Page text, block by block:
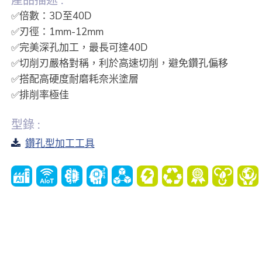
✅倍數：3D至40D
✅刃徑：1mm-12mm
✅完美深孔加工，最長可達40D
✅切削刃嚴格對稱，利於高速切削，避免鑽孔偏移
✅搭配高硬度耐磨耗奈米塗層
✅排削率極佳
型錄 :
鑽孔型加工工具